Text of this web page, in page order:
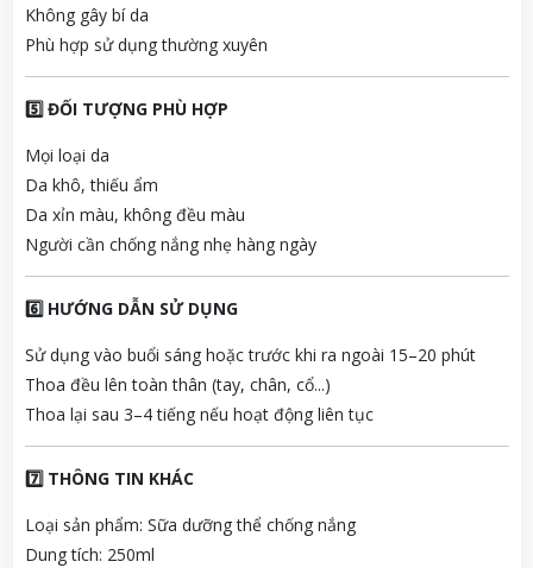
Không gây bí da
Phù hợp sử dụng thường xuyên
5️⃣ ĐỐI TƯỢNG PHÙ HỢP
Mọi loại da
Da khô, thiếu ẩm
Da xỉn màu, không đều màu
Người cần chống nắng nhẹ hàng ngày
6️⃣ HƯỚNG DẪN SỬ DỤNG
Sử dụng vào buổi sáng hoặc trước khi ra ngoài 15–20 phút
Thoa đều lên toàn thân (tay, chân, cổ...)
Thoa lại sau 3–4 tiếng nếu hoạt động liên tục
7️⃣ THÔNG TIN KHÁC
Loại sản phẩm: Sữa dưỡng thể chống nắng
Dung tích: 250ml